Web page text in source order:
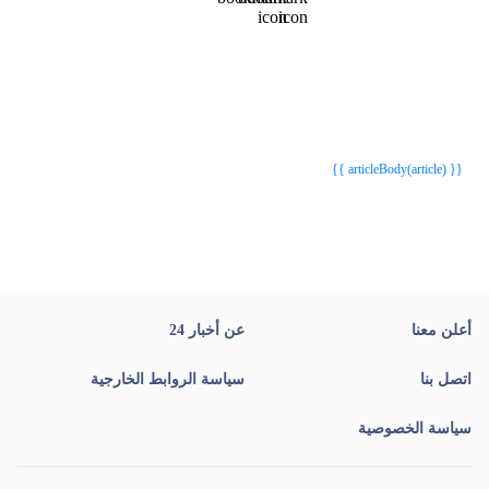
{{ articleBody(article) }}
أعلن معنا عن أخبار 24
اتصل بنا سياسة الروابط الخارجية
سياسة الخصوصية